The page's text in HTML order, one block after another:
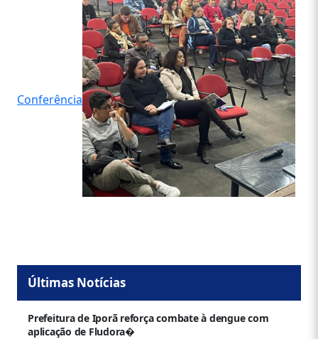
Conferência
Últimas Notícias
Prefeitura de Iporã reforça combate à dengue com
aplicação de Fludora�